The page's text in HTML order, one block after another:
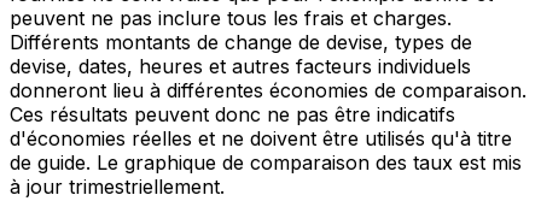
peuvent ne pas inclure tous les frais et charges.
Différents montants de change de devise, types de
devise, dates, heures et autres facteurs individuels
donneront lieu à différentes économies de comparaison.
Ces résultats peuvent donc ne pas être indicatifs
d'économies réelles et ne doivent être utilisés qu'à titre
de guide. Le graphique de comparaison des taux est mis
à jour trimestriellement.